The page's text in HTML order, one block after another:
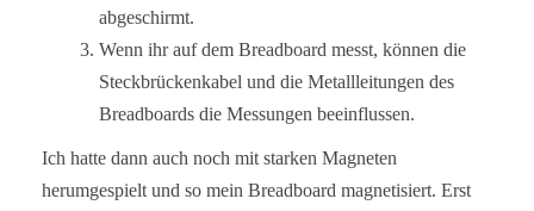
abgeschirmt.
Wenn ihr auf dem Breadboard messt, können die
Steckbrückenkabel und die Metallleitungen des
Breadboards die Messungen beeinflussen.
Ich hatte dann auch noch mit starken Magneten
herumgespielt und so mein Breadboard magnetisiert. Erst